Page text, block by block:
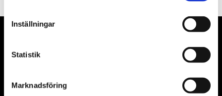
Inställningar
Statistik
Marknadsföring
Våra främsta leverantörer är KS Tools verktyg, ATH billyftar
& däckmaskiner och Master luftmaskiner. Kontakta oss
gärna om vad som helst då vi gör vårt yttersta för att hjälpa